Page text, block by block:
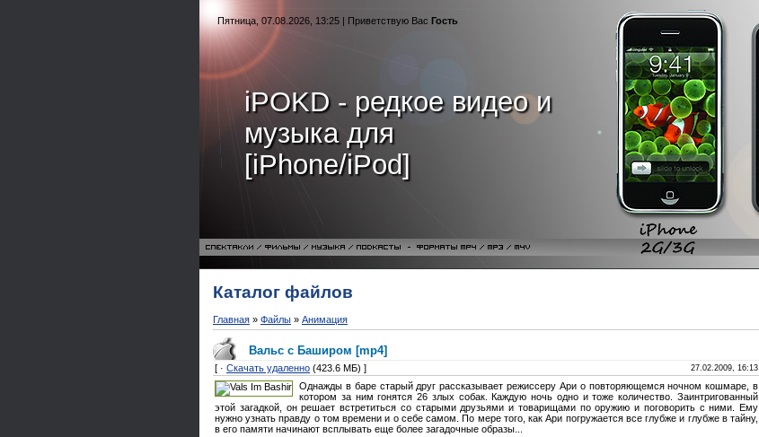
Пятница, 07.08.2026, 13:25 | Приветствую Вас Гость
iPOKD - редкое видео и
музыка для
[iPhone/iPod]
Каталог файлов
Главная » Файлы » Анимация
Вальс с Баширом [mp4]
[ · Скачать удаленно (423.6 МБ) ] 27.02.2009, 16:13
Однажды в баре старый друг рассказывает режиссеру Ари о повторяющемся ночном кошмаре, в
котором за ним гонятся 26 злых собак. Каждую ночь одно и тоже количество. Заинтригованный
этой загадкой, он решает встретиться со старыми друзьями и товарищами по оружию и поговорить с ними. Ему
нужно узнать правду о том времени и о себе самом. По мере того, как Ари погружается все глубже и глубже в тайну,
в его памяти начинают всплывать еще более загадочные образы...